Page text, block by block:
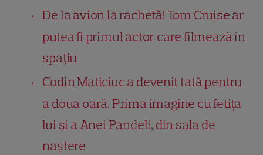
De la avion la rachetă! Tom Cruise ar
putea fi primul actor care filmează în
spațiu
Codin Maticiuc a devenit tată pentru
a doua oară. Prima imagine cu fetița
lui și a Anei Pandeli, din sala de
naștere